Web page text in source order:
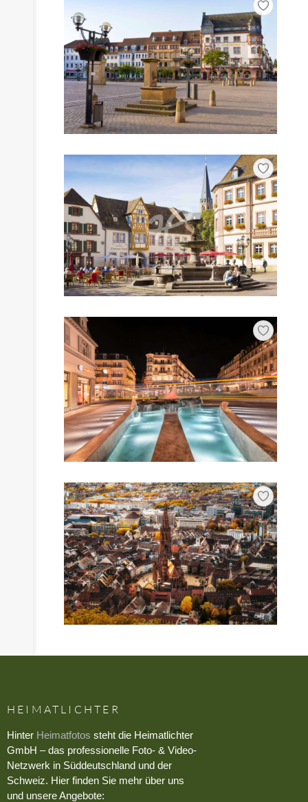
HEIMATLICHTER
Hinter Heimatfotos steht die Heimatlichter
GmbH – das professionelle Foto- & Video-
Netzwerk in Süddeutschland und der
Schweiz. Hier finden Sie mehr über uns
und unsere Angebote: